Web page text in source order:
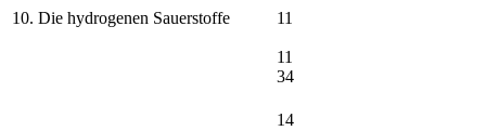
10. Die hydrogenen Sauerstoffe 11
11
34
14